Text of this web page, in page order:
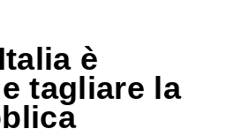
è
tagliare la